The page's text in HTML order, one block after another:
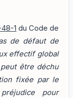
1 du Code de
de défaut de
effectif global
être déchu
fixée par le
pour